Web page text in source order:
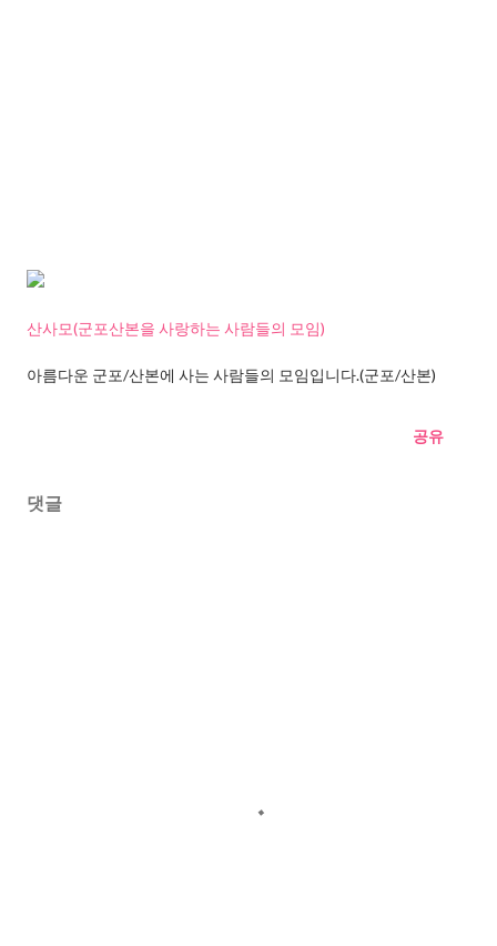
산사모(군포산본을 사랑하는 사람들의 모임)
아름다운 군포/산본에 사는 사람들의 모임입니다.(군포/산본)
공유
댓글